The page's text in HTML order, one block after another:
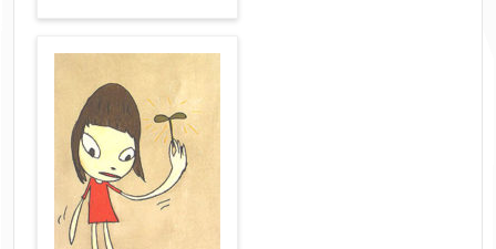
メールアドレス 【必須】
※送信完了後こちらのメールアドレス宛に自動で
送信確認メールをお送りします。もし送信確認メ
ールが受信されない場合は、送信が完了していな
いか、アドレス間違え、迷惑メールフィルター等
により弊社からのお返事も受信できない場合がご